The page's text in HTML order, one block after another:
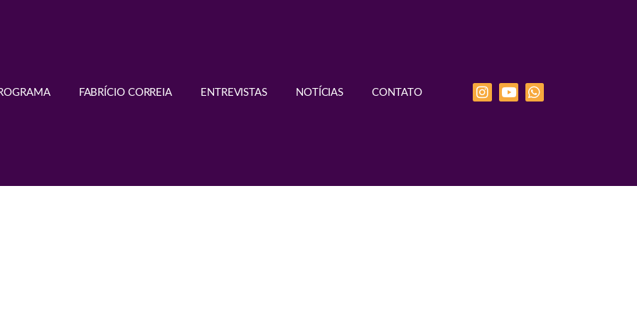
FABRÍCIO CORREIA ENTREVISTAS NOTÍCIAS CONTATO